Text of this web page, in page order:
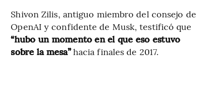
Shivon Zilis, antiguo miembro del consejo de
OpenAI y confidente de Musk, testificó que
“hubo un momento en el que eso estuvo
sobre la mesa”hacia finales de 2017.